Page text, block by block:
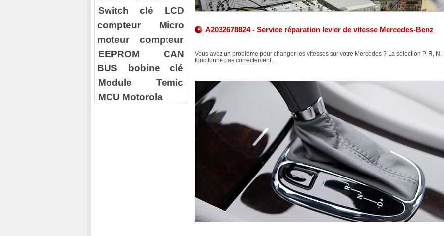
Switch clé
LCD
compteur
Micro
moteur compteur
EEPROM
CAN
BUS
bobine clé
Module Temic
MCU Motorola
A2032678824 - Service réparation levier de vitesse Mercedes-Benz
Vous avez un problème pour changer les vitesses sur votre Mercedes ? La sélection P, R, N,
fonctionne pas correctement…